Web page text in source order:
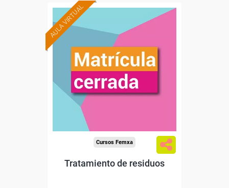
AULA VIRTUAL
Cursos Femxa
Tratamiento de residuos